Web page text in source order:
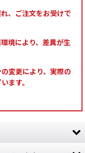
、ご注文をお受けで
境により、差異が生
変更により、実際の
ます。